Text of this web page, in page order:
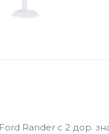
Rander с 2 дор.